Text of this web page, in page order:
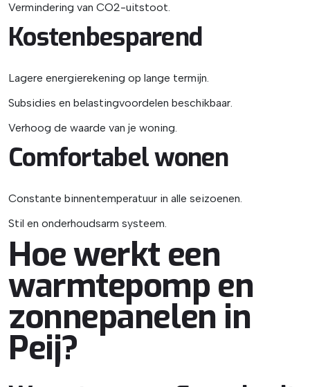
Vermindering van CO2-uitstoot.
Kostenbesparend
Lagere energierekening op lange termijn.
Subsidies en belastingvoordelen beschikbaar.
Verhoog de waarde van je woning.
Comfortabel wonen
Constante binnentemperatuur in alle seizoenen.
Stil en onderhoudsarm systeem.
Hoe werkt een
warmtepomp en
zonnepanelen in
Peij?